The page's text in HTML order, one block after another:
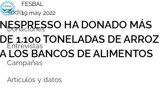
Todo
Donaciones
Entrevistas
Campañas
Artículos y datos
NESPRESSO HA DONADO MÁS
DE 1.100 TONELADAS DE ARROZ
A LOS BANCOS DE ALIMENTOS
FESBAL
19 may 2022